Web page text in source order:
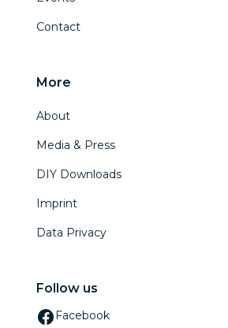
Contact
More
About
Media & Press
DIY Downloads
Imprint
Data Privacy
Follow us
Facebook